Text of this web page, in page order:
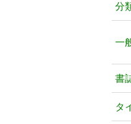
分
一
書
タ